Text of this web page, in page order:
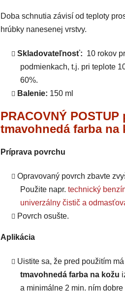
Doba schnutia závisí od teploty
hrúbky nanesenej vrstvy.
Skladovateľnosť: 10 rokov
podmienkach, t.j. pri teplote
60%.
Balenie: 150 ml
PRACOVNÝ
tmavohnedá farba na
Príprava povrchu
Opravovaný povrch zbavte
Použite napr. technický
univerzálny čistič a
Povrch osušte.
Aplikácia
Uistite sa, že pred použitím má
tmavohnedá farba na kožu
a minimálne 2 min. ním dobre